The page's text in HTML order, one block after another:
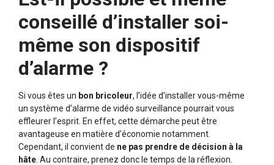
conseillé d’installer soi-
même son dispositif
d’alarme ?
Si vous êtes un bon bricoleur, l’idée d’installer vous-même
un système d’alarme de vidéo surveillance pourrait vous
effleurer l’esprit. En effet, cette démarche peut être
avantageuse en matière d’économie notamment.
Cependant, il convient de ne pas prendre de décision à la
hâte . Au contraire, prenez donc le temps de la réflexion.